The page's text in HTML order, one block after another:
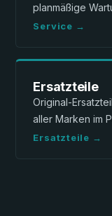
planmäßige
Service →
Ersatzteile
Original-
aller Marken im
Ersatzteile →